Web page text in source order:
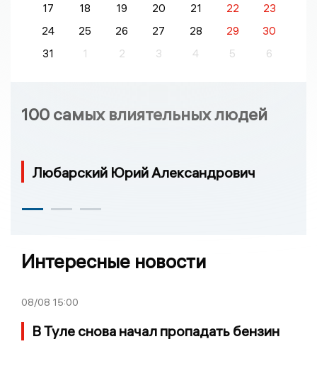
17
18 19 20 21 22
23
24
25 26 27 28 29
30
31
1 2 3 4 5 6
100 самых влиятельных людей
Любарский Юрий Александрович
Интересные новости
08/08 15:00
В Туле снова начал пропадать бензин